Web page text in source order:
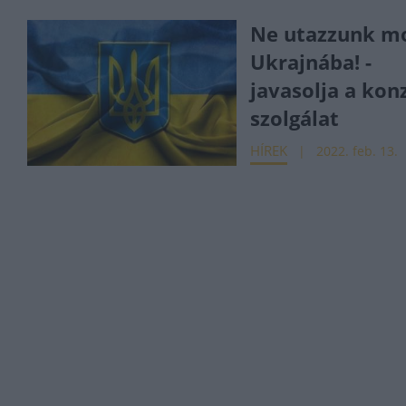
Ne utazzunk
Ukrajnába! -
javasolja a
szolgálat
HÍREK 2022. feb. 13.